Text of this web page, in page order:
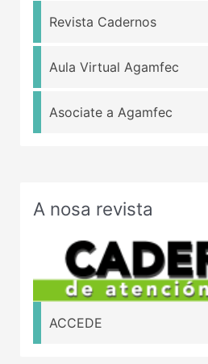
Revista Cadernos
Aula Virtual Agamfec
Asociate a Agamfec
A nosa revista
ACCEDE